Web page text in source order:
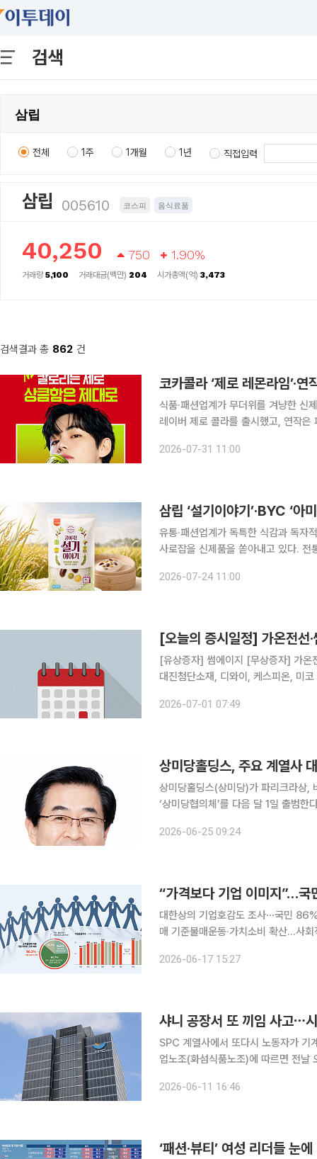
검색
전체 1주 1개월 1년 직접입력
삼립 005610 코스피 음식료품
40,250 750 1.90%
거래량5,100 거래대금(백만) 204 시가총액(억) 3,473
검색결과 총 862 건
코카콜라 ‘제로 레몬라임’·
식품·패션업계가 무더위를 겨냥한 신
레이버 제로 콜라를 출시했고, 연작
2026-07-31 11:00
삼립 ‘설기이야기’‧BYC ‘
유통·패션업계가 독특한 식감과 독자
사로잡을 신제품을 쏟아내고 있다. 전
삼립, 부드럽고 폭신한 식감 담은 '설
2026-07-24 11:00
[오늘의 증시일정] 가온전선·
[유상증자] 썸에이지 [무상증자] 가
대진첨단소재, 디와이, 케스피온, 미
2026-07-01 07:49
상미당홀딩스(상미당)가 파리크라상,
‘상미당협의체’를 다음 달 1일 출범한다. 상미당협의체를 통해 계열사 전반에 영향을 미치는
2026-06-25 09:24
“가격보다 기업 이미지”…
대한상의 기업호감도 조사⋯국민
매 기준불매운동·가치소비 확산…사회적 책임이 경쟁력 기업의 사
가격뿐 아니라 기업의 이미지와 사회
2026-06-17 15:27
샤니 공장서 또 끼임 사고⋯
SPC 계열사에서 또다시 노동자가 기계에 끼여 다
업노조(화섬식품노조)에 따르면 전
2026-06-11 16:46